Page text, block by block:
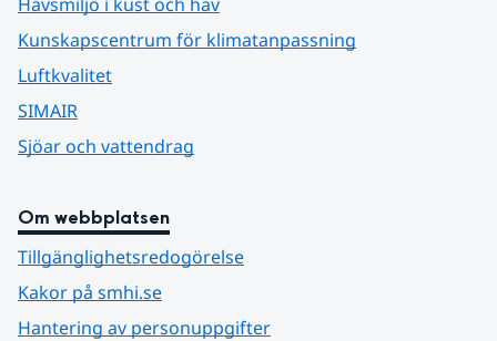
Kunskapscentrum för klimatanpassning
Luftkvalitet
SIMAIR
Sjöar och vattendrag
Om webbplatsen
Tillgänglighetsredogörelse
Kakor på smhi.se
Hantering av personuppgifter